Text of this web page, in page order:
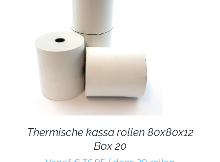
Thermische kassa rollen 80x80x12
Box 20